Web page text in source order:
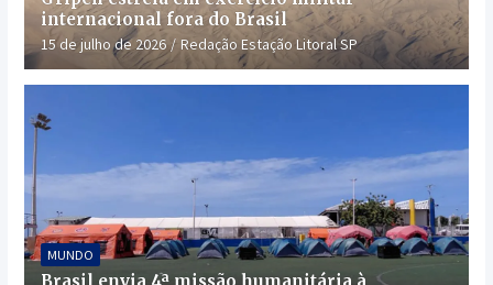
internacional fora do Brasil
15 de julho de 2026 Redação Estação Litoral SP
MUNDO